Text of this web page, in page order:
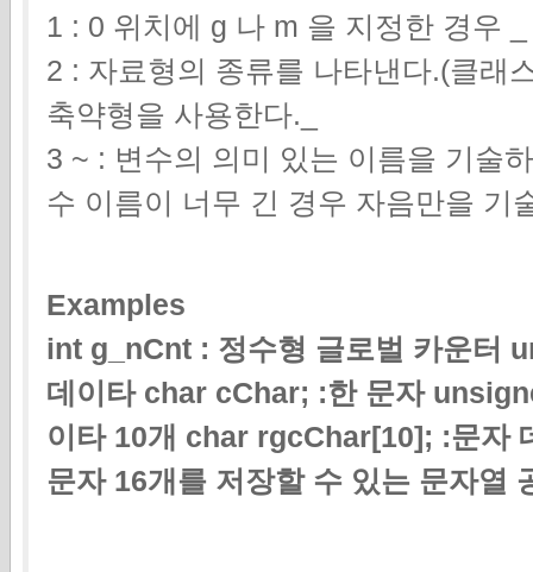
1 : 0 위치에 g 나 m 을 지정한 경우
2 : 자료형의 종류를 나타낸다.(클래
축약형을 사용한다._
3 ~ : 변수의 의미 있는 이름을 기술
수 이름이 너무 긴 경우 자음만을 기
Examples
int g_nCnt : 정수형 글로벌 카운터
데이타 char cChar; :한 문자
이타 10개 char rgcChar[10]; :문자
문자 16개를 저장할 수 있는 문자열